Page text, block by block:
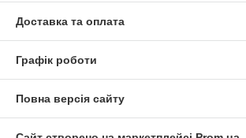
Доставка та оплата
Графік роботи
Повна версія сайту